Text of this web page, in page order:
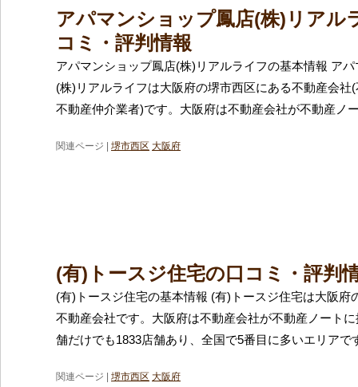
アパマンショップ鳳店(株)リアル
コミ・評判情報
アパマンショップ鳳店(株)リアルライフの基本情報 ア
(株)リアルライフは大阪府の堺市西区にある不動産会社
不動産仲介業者)です。大阪府は不動産会社が不動産ノ
関連ページ | 堺市西区 大阪府
(有)トースジ住宅の口コミ・評判
(有)トースジ住宅の基本情報 (有)トースジ住宅は大阪府
不動産会社です。大阪府は不動産会社が不動産ノート
舗だけでも1833店舗あり、全国で5番目に多いエリアで
関連ページ | 堺市西区 大阪府